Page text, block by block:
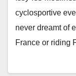
cyclosportive
never dreamt of
France or riding